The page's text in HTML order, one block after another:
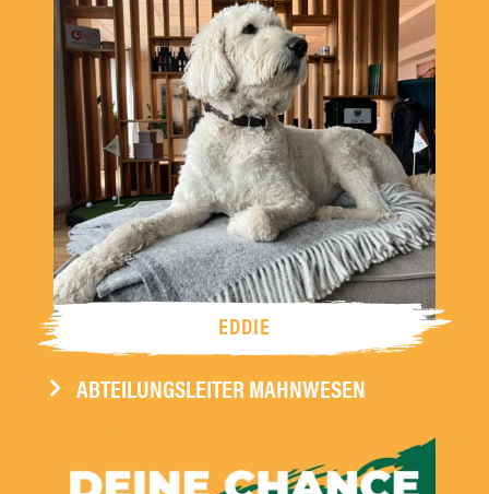
EDDIE
ABTEILUNGSLEITER MAHNWESEN